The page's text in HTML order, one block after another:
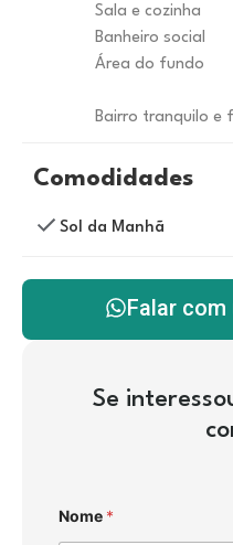
Sala e cozinha
Banheiro social
Área do fundo
Bairro tranquilo e
Comodidades
Sol da Manhã
Falar
Se
Nome *